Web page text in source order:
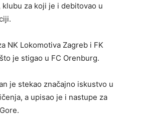
klubu za koji je i debitovao u
NK Lokomotiva Zagreb i FK
je stigao u FC Orenburg.
je stekao značajno iskustvo u
a upisao je i nastupe za